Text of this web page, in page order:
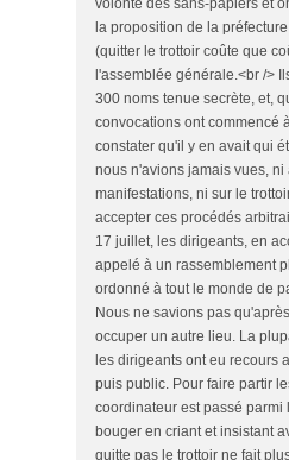
volonté des sans-papiers et
la proposition de la
(quitter le trottoir coûte que
l'assemblée générale.<br />
300 noms tenue secrète, et,
convocations ont commencé
constater qu'il y en avait qui
nous n'avions jamais vues,
manifestations, ni sur le
accepter ces procédés
17 juillet, les dirigeants, en
appelé à un rassemblement
ordonné à tout le monde de
Nous ne savions pas
occuper un autre lieu. La
les dirigeants ont eu recours
puis public. Pour faire partir
coordinateur est passé
bouger en criant et insistant
quitte pas le trottoir ne fait